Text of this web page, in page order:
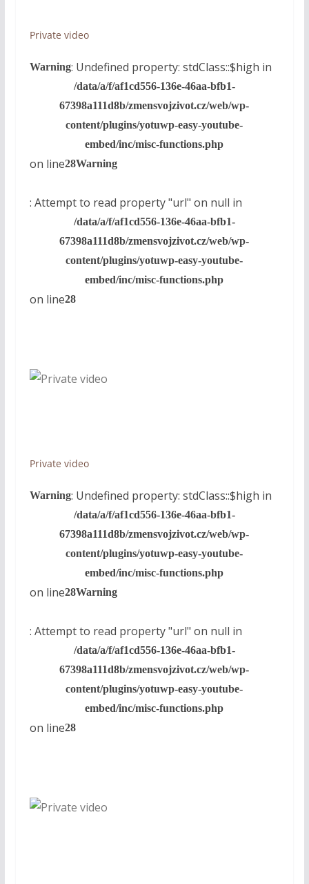
Private video
Warning: Undefined property: stdClass::$high in
/data/a/f/af1cd556-136e-46aa-bfb1-
67398a111d8b/zmensvojzivot.cz/web/wp-
content/plugins/yotuwp-easy-youtube-
embed/inc/misc-functions.php
on line28Warning
: Attempt to read property "url" on null in
/data/a/f/af1cd556-136e-46aa-bfb1-
67398a111d8b/zmensvojzivot.cz/web/wp-
content/plugins/yotuwp-easy-youtube-
embed/inc/misc-functions.php
on line28
Private video
Warning: Undefined property: stdClass::$high in
/data/a/f/af1cd556-136e-46aa-bfb1-
67398a111d8b/zmensvojzivot.cz/web/wp-
content/plugins/yotuwp-easy-youtube-
embed/inc/misc-functions.php
on line28Warning
: Attempt to read property "url" on null in
/data/a/f/af1cd556-136e-46aa-bfb1-
67398a111d8b/zmensvojzivot.cz/web/wp-
content/plugins/yotuwp-easy-youtube-
embed/inc/misc-functions.php
on line28